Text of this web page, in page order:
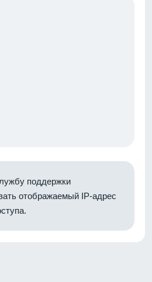
поддержки
отображаемый IP-адрес